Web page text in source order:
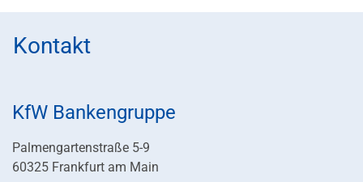
Kontakt
KfW Bankengruppe
Palmengartenstraße 5-9
60325 Frankfurt am Main